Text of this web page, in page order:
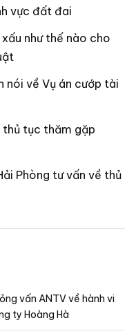
vực đất đai
như thế nào cho
nói về Vụ án cướp tài
thủ tục thăm gặp
Phòng tư vấn về thủ
vấn ANTV về hành vi
ty Hoàng Hà